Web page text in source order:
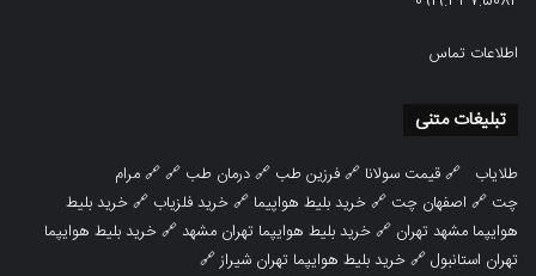
اطلاعات تماس
تبلیغات متنی
طلایاب 🔗قیمت سولانا 🔗فرزین طب 🔗درمان طب 🔗 🔗مرام
چت 🔗 اصفهان چت 🔗خرید بلیط هواپیما 🔗خرید فلزیاب 🔗خرید بلیط
هوایپما مشهد تهران 🔗خرید بلیط هوایپما تهران مشهد🔗خرید بلیط هوایپما
تهران استانبول🔗خرید بلیط هوایپما تهران شیراز🔗